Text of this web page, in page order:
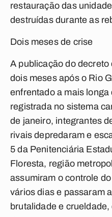
restauração das
destruídas durante as
Dois meses de crise
A publicação do
dois meses após o Rio
enfrentado a mais
registrada no sistema
de janeiro, integrantes
rivais depredaram e
5 da Penitenciária
Floresta, região
assumiram o controle
vários dias e passaram
brutalidade e